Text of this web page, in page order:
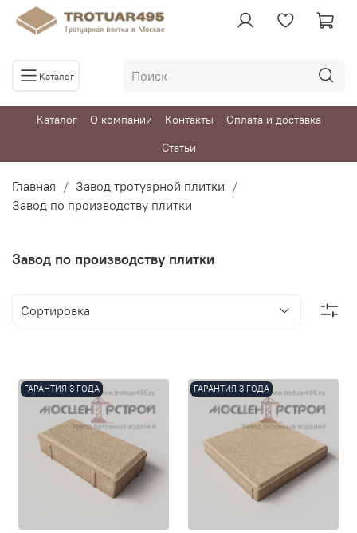
Каталог
Каталог О компании Контакты
Оплата и доставка
Статьи
Главная
Завод тротуарной плитки
Завод по производству плитки
Завод по производству плитки
ГАРАНТИЯ 3 ГОДА ГАРАНТИЯ 3 ГОДА